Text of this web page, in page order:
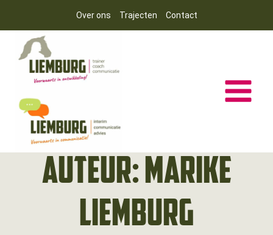
inhoud
Over ons Trajecten Contact
Auteur: Marike
Liemburg